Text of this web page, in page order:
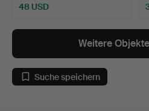
48 USD
Weitere
Suche speichern